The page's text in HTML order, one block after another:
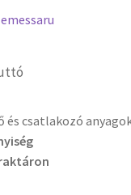
és csatlakozó